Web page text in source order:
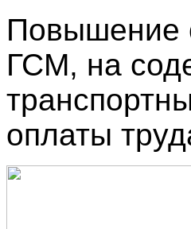
Повышение
ГСМ, на
оплаты